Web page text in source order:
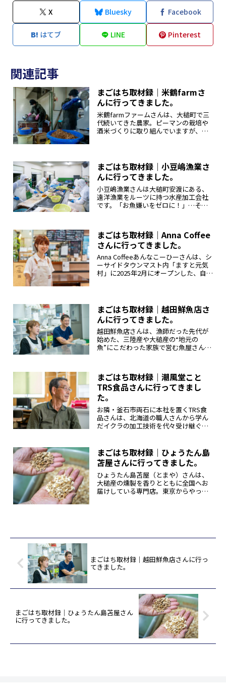
X Bluesky Facebook
はてブ LINE Pinterest
関連記事
まごはち取材録｜米鶴farmさ
んに行ってきました。
米鶴farmファームさんは、大槌町で三
代続いてきた農家。ピーマンの栽培や
酒米づくりに取り組んでいますが、中
で生み出す味噌の味を、二代目の上...
まごはち取材録｜小豆嶋漁業さ
んに行ってきました。
小豆嶋漁業さんは大槌町安渡にある、
遠洋漁業をルーツに持つ水産加工会社
です。「お魚嫌いをゼロに！」…そし
を引き出す知恵と、大槌の家庭の味を
大切にした多彩な商品を生み出してい
ま...
まごはち取材録｜Anna Coffee
さんに行ってきました。
Anna Coffeeあんなこーひーさんは、シ
ーサイドタウンマスト内「ますと元気
村」に2025年2月にオープンした、自家
スト1階の店舗にお邪...
まごはち取材録｜越田鮮魚店さ
んに行ってきました。
越田鮮魚店さんは、漁師だった先代が
始めた、三陸産や大槌産の“地元の
魚”にこだわった家族で営む魚屋さん。
町内はもちろん全国に多くのファンを
持ち、今日もふるさと・大槌の味を発
信...
まごはち取材録｜潮風堂こと
TRS食品さんに行ってきまし
た。
お隣・釜石市両石に本社を置くTRS食
品さんは、北海道の職人さんから学ん
だイクラの加工技術を代々受け継ぐ会
陸の気候と風土を活かした商品づくり
に取り組んでいくという思いが込めら...
まごはち取材録｜ひょうたん島
苫屋さんに行ってきました。
ひょうたん島苫屋（とまや）さんは、
大槌産の燻製を香りとともに全国へお
届けしている専門店。東京からやって
まごはち取材録｜越田鮮魚店さんに行っ
てきました。
まごはち取材録｜ひょうたん島苫屋さん
に行ってきました。